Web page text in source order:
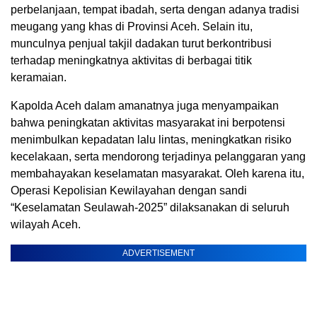
perbelanjaan, tempat ibadah, serta dengan adanya tradisi
meugang yang khas di Provinsi Aceh. Selain itu,
munculnya penjual takjil dadakan turut berkontribusi
terhadap meningkatnya aktivitas di berbagai titik
keramaian.
Kapolda Aceh dalam amanatnya juga menyampaikan
bahwa peningkatan aktivitas masyarakat ini berpotensi
menimbulkan kepadatan lalu lintas, meningkatkan risiko
kecelakaan, serta mendorong terjadinya pelanggaran yang
membahayakan keselamatan masyarakat. Oleh karena itu,
Operasi Kepolisian Kewilayahan dengan sandi
“Keselamatan Seulawah-2025” dilaksanakan di seluruh
wilayah Aceh.
ADVERTISEMENT